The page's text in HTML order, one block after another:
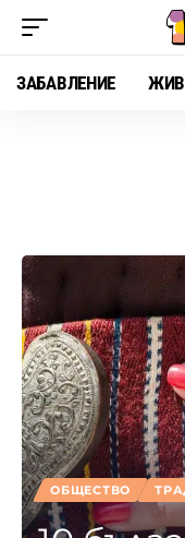
ЗАБАВЛЕНИЕ
ОБЩЕСТВО